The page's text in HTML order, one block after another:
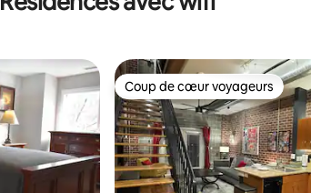
Coup de cœur voyageurs
Coup de cœur voyageurs